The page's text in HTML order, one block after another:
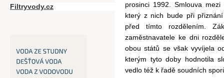
Filtryvody.cz
prosinci 1992. Smlouva
který z nich bude při
před tímto rozdělením.
zaměstnavatele ke dni
obou států se však vyvíjela
kterým tyto doby hodnotila
vedlo též k řadě soudních